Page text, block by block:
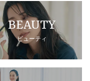
BEAUTY
ビューティ